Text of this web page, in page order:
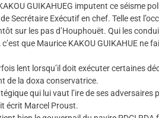
GUIKAHUEG imputent ce séisme
Secrétaire Exécutif en chef. Telle est
sur les pas d’Houphouët. Qui les
que Maurice KAKOU GUIKAHUE ne
lent lorsqu’il doit exécuter certaines
de la doxa conservatrice.
qui lui vaut l’ire de ses
écrit Marcel Proust.